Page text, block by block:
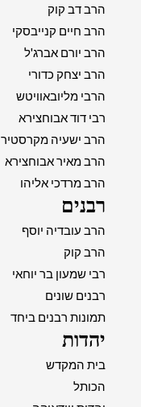
הרב דב קוק
הרב חיים קנייבסקי
הרב יורם אברג'ל
הרב יצחק כדורי
הרבי מליובאוויטש
רבי דוד אבוחצירא
הרב ישעיה מקרסטיר
הרב מאיר אבוחצירא
הרב מרדכי אליהו
רבנים
הרב עובדיה יוסף
הרב קוק
רבי שמעון בר יוחאי
רבנים שונים
תמונות רבנים ביחד
יהדות
בית המקדש
הכותל